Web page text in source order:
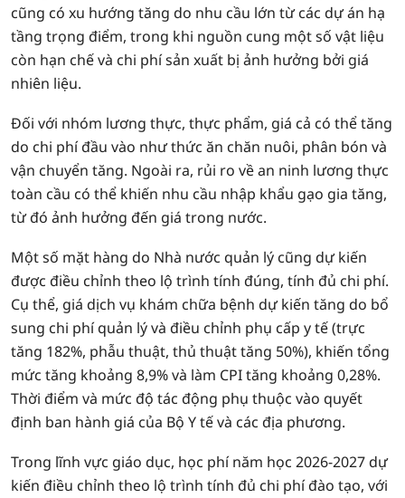
cũng có xu hướng tăng do nhu cầu lớn từ các dự án hạ
tầng trọng điểm, trong khi nguồn cung một số vật liệu
còn hạn chế và chi phí sản xuất bị ảnh hưởng bởi giá
nhiên liệu.
Đối với nhóm lương thực, thực phẩm, giá cả có thể tăng
do chi phí đầu vào như thức ăn chăn nuôi, phân bón và
vận chuyển tăng. Ngoài ra, rủi ro về an ninh lương thực
toàn cầu có thể khiến nhu cầu nhập khẩu gạo gia tăng,
từ đó ảnh hưởng đến giá trong nước.
Một số mặt hàng do Nhà nước quản lý cũng dự kiến
được điều chỉnh theo lộ trình tính đúng, tính đủ chi phí.
Cụ thể, giá dịch vụ khám chữa bệnh dự kiến tăng do bổ
sung chi phí quản lý và điều chỉnh phụ cấp y tế (trực
tăng 182%, phẫu thuật, thủ thuật tăng 50%), khiến tổng
mức tăng khoảng 8,9% và làm CPI tăng khoảng 0,28%.
Thời điểm và mức độ tác động phụ thuộc vào quyết
định ban hành giá của Bộ Y tế và các địa phương.
Trong lĩnh vực giáo dục, học phí năm học 2026-2027 dự
kiến điều chỉnh theo lộ trình tính đủ chi phí đào tạo, với